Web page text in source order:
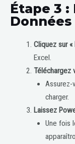
Étape 3
Données
Cliquez sur
Excel.
Téléchargez
Assurez-
charger.
Laissez
Une fois